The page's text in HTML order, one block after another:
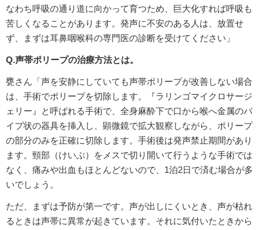
なわち呼吸の通り道に向かって育つため、巨大化すれば呼吸も
苦しくなることがあります。発声に不安のある人は、放置せ
ず、まずは耳鼻咽喉科の専門医の診断を受けてください」
Q.声帯ポリープの治療方法とは。
甕さん「声を安静にしていても声帯ポリープが改善しない場合
は、手術でポリープを切除します。『ラリンゴマイクロサージ
ェリー』と呼ばれる手術で、全身麻酔下で口から喉へ金属のパ
イプ状の器具を挿入し、顕微鏡で拡大観察しながら、ポリープ
の部分のみを正確に切除します。手術後は発声禁止期間があり
ます。頸部（けいぶ）をメスで切り開いて行うような手術では
なく、痛みや出血もほとんどないので、1泊2日で済む場合が多
いでしょう。
ただ、まずは予防が第一です。声が出しにくいとき、声が枯れ
るときは声帯に異常が起きています。それに気付いたときから